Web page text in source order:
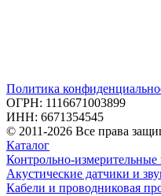
Политика
ОГРН: 1116671003899
ИНН: 6671354545
© 2011-2026 Все права
Каталог
Контрольно-
Акустические датчики и
Кабели и проводниковая